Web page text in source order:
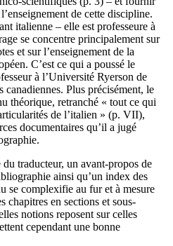
de cette discipline.
italienne – elle est professeure à
se concentre principalement sur
et sur l’enseignement de la
C’est ce qui a poussé le
à l’Université Ryerson de
canadiennes. Plus précisément, le
théorique, retranché « tout ce qui
de l’italien » (p. VII),
documentaires qu’il a jugé
traducteur, un avant-propos de
ainsi qu’un index des
se complexifie au fur et à mesure
chapitres en sections et sous-
notions reposent sur celles
cependant une bonne